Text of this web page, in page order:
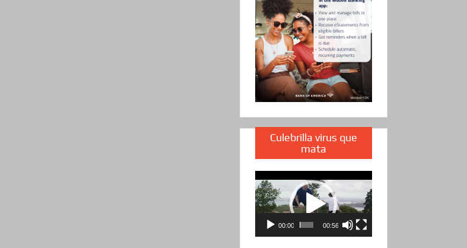
Culebrilla virus que
mata
Reproductor
de
vídeo
00:00 00:56